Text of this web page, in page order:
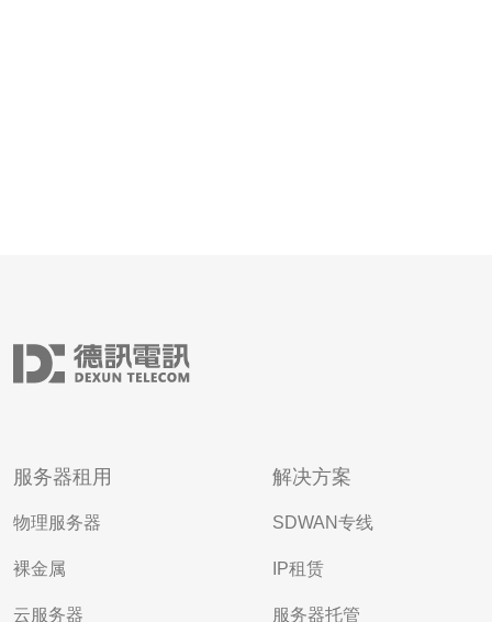
服务器租用
物理服务器
裸金属
云服务器
解决方案
SDWAN专线
IP租赁
服务器托管